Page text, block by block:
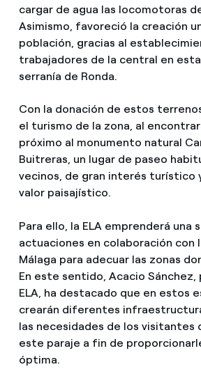
cargar de agua las locomotoras
Asimismo, favoreció la creación
población, gracias al
trabajadores de la central en
serranía de Ronda.
Con la donación de estos
el turismo de la zona, al
próximo al monumento natural
Buitreras, un lugar de paseo
vecinos, de gran interés turístico
valor paisajístico.
Para ello, la ELA emprenderá una
actuaciones en colaboración con
Málaga para adecuar las zonas
En este sentido, Acacio
ELA, ha destacado que en estos
crearán diferentes
las necesidades de los visitantes
este paraje a fin de
óptima.